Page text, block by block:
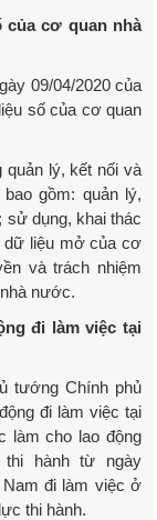
của cơ quan nhà
09/04/2020 của
số của cơ quan
quản lý, kết nối và
gồm: quản lý,
sử dụng, khai thác
dữ liệu mở của cơ
và trách nhiệm
nước.
đi làm việc tại
tướng Chính phủ
đi làm việc tại
làm cho lao động
hành từ ngày
Nam đi làm việc ở
thi hành.